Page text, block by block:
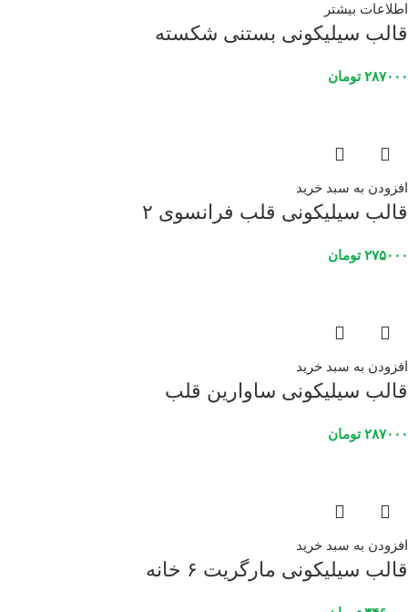
اطلاعات بیشتر
قالب سیلیکونی بستنی شکسته
۲۸۷۰۰۰ تومان
افزودن به سبد خرید
قالب سیلیکونی قلب فرانسوی ۲
۲۷۵۰۰۰ تومان
افزودن به سبد خرید
قالب سیلیکونی ساوارین قلب
۲۸۷۰۰۰ تومان
افزودن به سبد خرید
قالب سیلیکونی مارگریت ۶ خانه